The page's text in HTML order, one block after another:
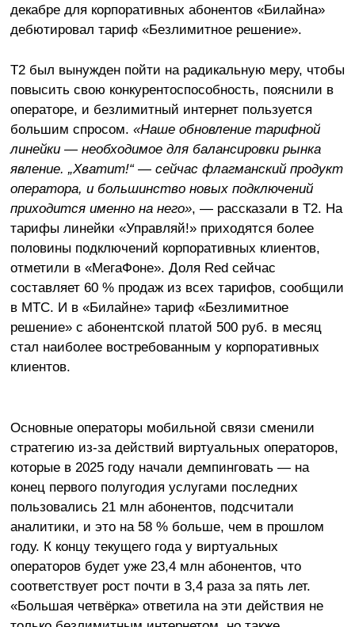
декабре для корпоративных абонентов «Билайна»
дебютировал тариф «Безлимитное решение».
T2 был вынужден пойти на радикальную меру, чтобы
повысить свою конкурентоспособность, пояснили в
операторе, и безлимитный интернет пользуется
большим спросом. «Наше обновление тарифной
линейки — необходимое для балансировки рынка
явление. „Хватит!“ — сейчас флагманский продукт
оператора, и большинство новых подключений
приходится именно на него», — рассказали в T2. На
тарифы линейки «Управляй!» приходятся более
половины подключений корпоративных клиентов,
отметили в «МегаФоне». Доля Red сейчас
составляет 60 % продаж из всех тарифов, сообщили
в МТС. И в «Билайне» тариф «Безлимитное
решение» с абонентской платой 500 руб. в месяц
стал наиболее востребованным у корпоративных
клиентов.
Основные операторы мобильной связи сменили
стратегию из-за действий виртуальных операторов,
которые в 2025 году начали демпинговать — на
конец первого полугодия услугами последних
пользовались 21 млн абонентов, подсчитали
аналитики, и это на 58 % больше, чем в прошлом
году. К концу текущего года у виртуальных
операторов будет уже 23,4 млн абонентов, что
соответствует рост почти в 3,4 раза за пять лет.
«Большая четвёрка» ответила на эти действия не